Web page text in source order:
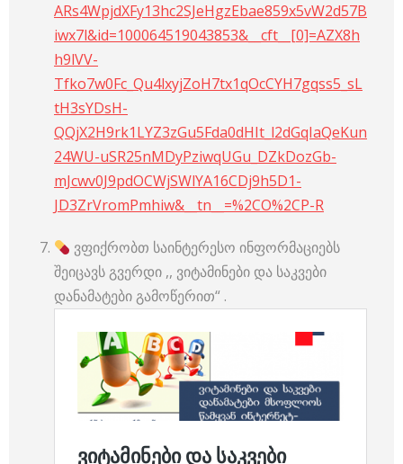
ARs4WpjdXFy13hc2SJeHgzEbae859x5vW2d57B
iwx7l&id=100064519043853&__cft__[0]=AZX8h
h9lVV-
Tfko7w0Fc_Qu4lxyjZoH7tx1qOcCYH7gqss5_sL
tH3sYDsH-
QQjX2H9rk1LYZ3zGu5Fda0dHIt_l2dGqIaQeKun
24WU-uSR25nMDyPziwqUGu_DZkDozGb-
mJcwv0J9pdOCWjSWlYA16CDj9h5D1-
JD3ZrVromPmhiw&__tn__=%2CO%2CP-R
ვფიქრობთ საინტერესო ინფორმაციებს
შეიცავს გვერდი ,, ვიტამინები და საკვები
დანამატები გამოწერით“ .